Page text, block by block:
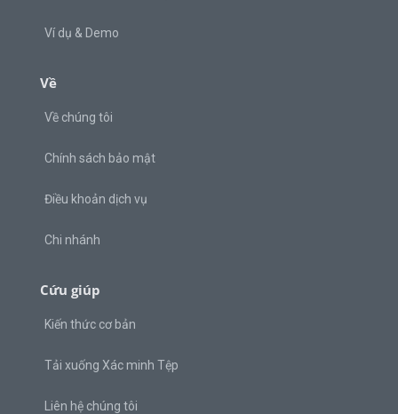
Ví dụ & Demo
Về
Về chúng tôi
Chính sách bảo mật
Điều khoản dịch vụ
Chi nhánh
Cứu giúp
Kiến thức cơ bản
Tải xuống Xác minh Tệp
Liên hệ chúng tôi